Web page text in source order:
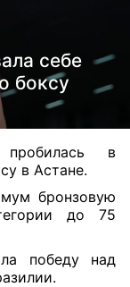
себе
боксу
в
в Астане.
бронзовую
до 75
победу над